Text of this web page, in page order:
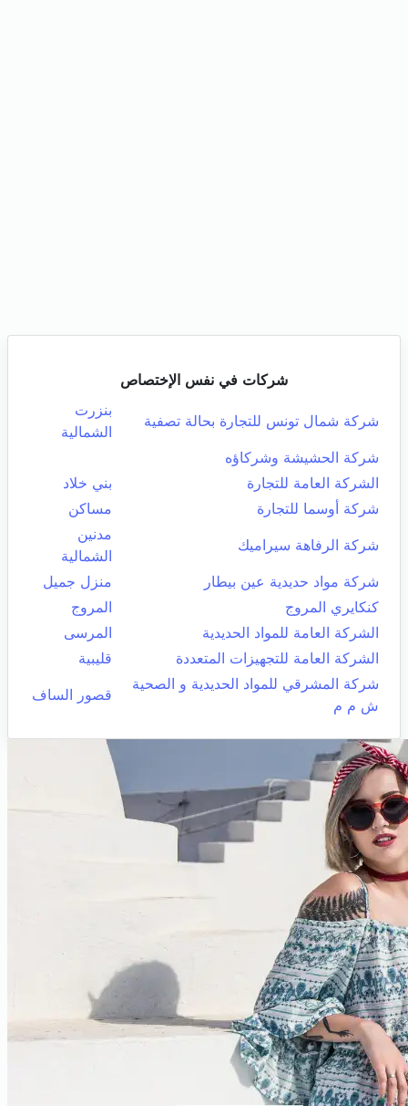
شركات في نفس الإختصاص
شركة شمال تونس للتجارة بحالة تصفية
بنزرت
الشمالية
شركة الحشيشة وشركاؤه
الشركة العامة للتجارة
بني خلاد
شركة أوسما للتجارة
مساكن
شركة الرفاهة سيراميك
مدنين
الشمالية
شركة مواد حديدية عين بيطار
منزل جميل
كنكايري المروج
المروج
الشركة العامة للمواد الحديدية
المرسى
الشركة العامة للتجهيزات المتعددة
قليبية
شركة المشرقي للمواد الحديدية و الصحية
ش م م
قصور الساف